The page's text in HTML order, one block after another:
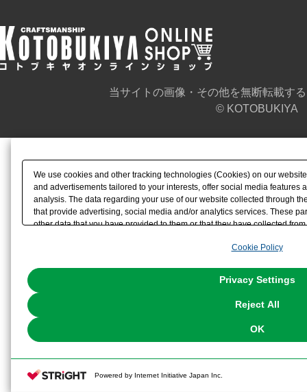
当サイトの画像・その他を無断転載す
© KOTOBUKIYA
We use cookies and other tracking technologies (Cookies) on our
and advertisements tailored to your interests, offer social media features
analysis. The data regarding your use of our website collected through
that provide advertising, social media and/or analytics services. These
other data that you have provided to them or that they have collected
the use of all Cookies except for Strictly Necessary Cookies, please
Cookie Policy
Privacy Settings
Reject All
OK
Powered by Internet Initiative Japan Inc.